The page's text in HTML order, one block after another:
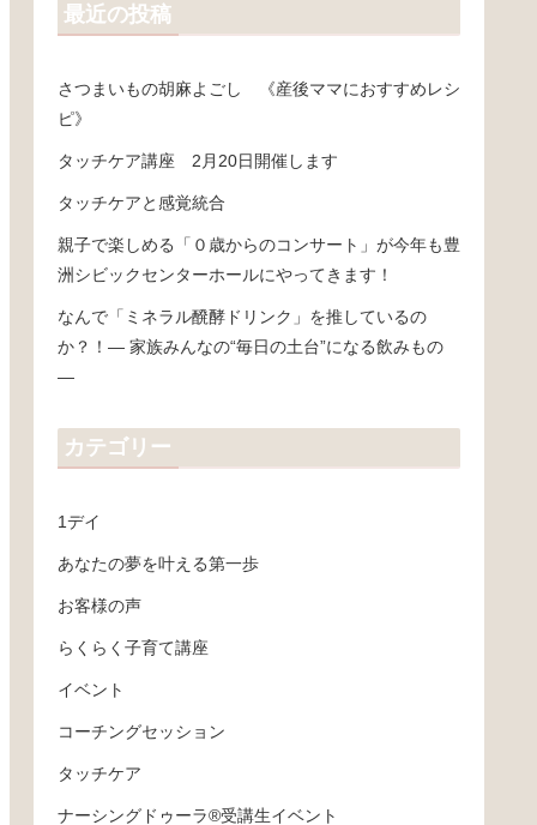
最近の投稿
さつまいもの胡麻よごし 《産後ママにおすすめレシ
ピ》
タッチケア講座 2月20日開催します
タッチケアと感覚統合
親子で楽しめる「０歳からのコンサート」が今年も豊
洲シビックセンターホールにやってきます！
なんで「ミネラル醗酵ドリンク」を推しているの
か？！― 家族みんなの“毎日の土台”になる飲みもの
―
カテゴリー
1デイ
あなたの夢を叶える第一歩
お客様の声
らくらく子育て講座
イベント
コーチングセッション
タッチケア
ナーシングドゥーラ®受講生イベント